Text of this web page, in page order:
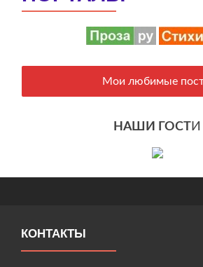
Мои любимые
НАШИ ГОСТ И
КОНТАКТЫ